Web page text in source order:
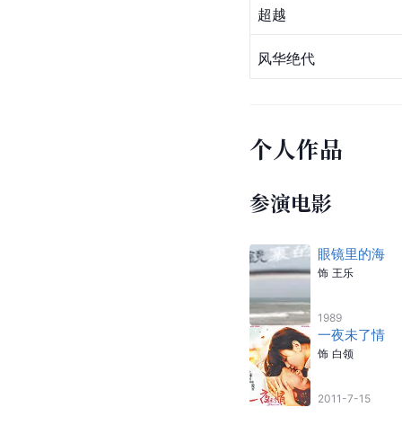
超越
风华绝代
个人作品
参演电影
眼镜里的海
饰 王乐
1989
一夜未了情
饰 白领
2011-7-15